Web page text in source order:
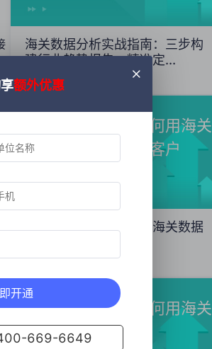
海关数据分析实战指南：三步构
建行业趋势报告，精准定...
2025年12月20日
外贸获客秘籍：如何用海关
数据精准开发海外客户
外贸获客秘籍：如何用海关数据
外贸新手必看！如何用海关
数据找到精准客户
额外优惠
开通
669-6649